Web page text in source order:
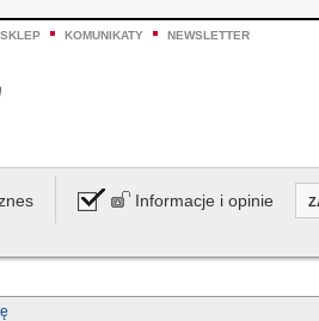
KOMUNIKATY NEWSLETTER
Informacje i opinie